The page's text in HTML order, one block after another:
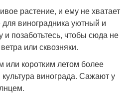
растение, и ему не хватает
виноградника уютный и
и позаботьтесь, чтобы сюда не
или сквозняки.
или коротким летом более
винограда. Сажают у